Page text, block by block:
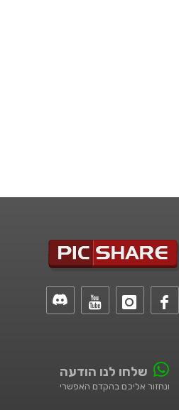
שלחו לנו הודעה
ונחזור אליכם בהקדם האפשרי